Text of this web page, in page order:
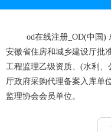
od在线注册_OD(中国)
安徽省住房和城乡建设厅批
工程监理乙级资质、(水利
厅政府采购代理备案入库单
监理协会会员单位。